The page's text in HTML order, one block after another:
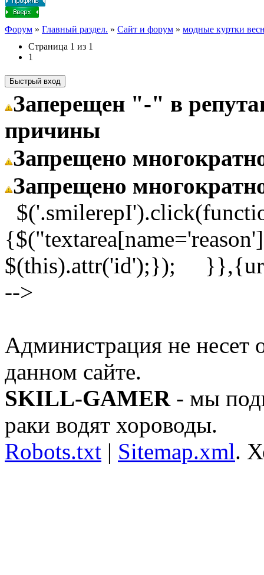
Форум » Главный раздел. » Сайт и форум » модные куртки
Страница 1 из 1
1
Заперещен "-" в
причины
Запрещено
Запрещено
$(this).attr('id');});
-->
Администрация не несет
данном сайте.
SKILL-GAMER- мы
раки водят хороводы.
Robots.txt | Sitemap.xml.